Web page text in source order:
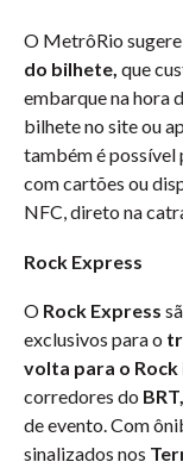
O MetrôRio
do bilhete, que
embarque na hora
bilhete no site ou
também é possível
com cartões ou
NFC, direto na
Rock Express
O Rock Express
exclusivos para o
volta para o Rock
corredores do
de evento. Com
sinalizados nos